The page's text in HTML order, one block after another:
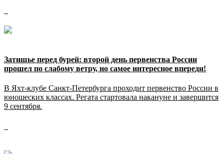
Затишье перед бурей: второй день первенства России
прошел по слабому ветру, но самое интересное впереди!
В Яхт-клубе Санкт-Петербурга проходит первенство России в
юношеских классах. Регата стартовала накануне и завершится
9 сентября.